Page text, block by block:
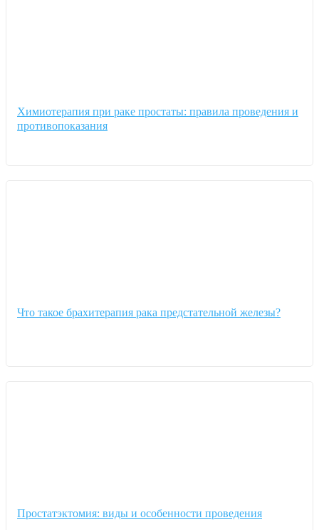
Химиотерапия при раке простаты: правила проведения и
противопоказания
Что такое брахитерапия рака предстательной железы?
Простатэктомия: виды и особенности проведения